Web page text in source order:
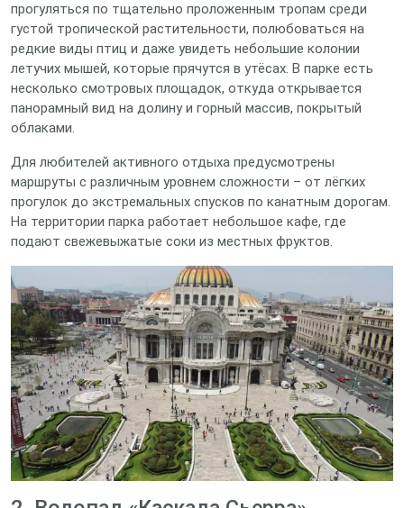
прогуляться по тщательно проложенным тропам среди
густой тропической растительности, полюбоваться на
редкие виды птиц и даже увидеть небольшие колонии
летучих мышей, которые прячутся в утёсах. В парке есть
несколько смотровых площадок, откуда открывается
панорамный вид на долину и горный массив, покрытый
облаками.
Для любителей активного отдыха предусмотрены
маршруты с различным уровнем сложности – от лёгких
прогулок до экстремальных спусков по канатным дорогам.
На территории парка работает небольшое кафе, где
подают свежевыжатые соки из местных фруктов.